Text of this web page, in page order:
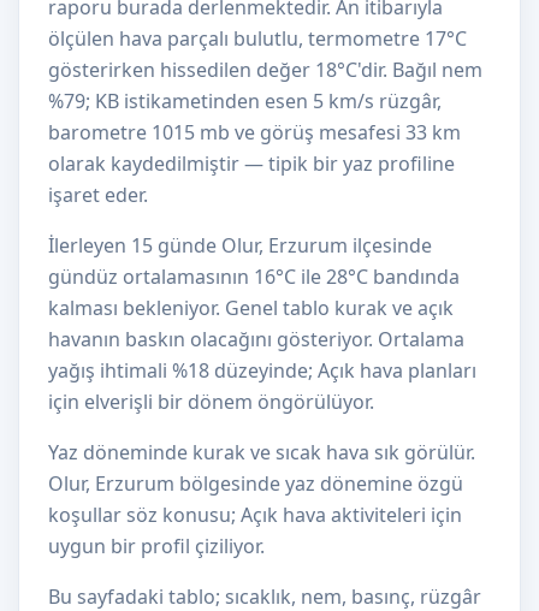
raporu burada derlenmektedir. An itibarıyla
ölçülen hava parçalı bulutlu, termometre 17°C
gösterirken hissedilen değer 18°C'dir. Bağıl nem
%79; KB istikametinden esen 5 km/s rüzgâr,
barometre 1015 mb ve görüş mesafesi 33 km
olarak kaydedilmiştir — tipik bir yaz profiline
işaret eder.
İlerleyen 15 günde Olur, Erzurum ilçesinde
gündüz ortalamasının 16°C ile 28°C bandında
kalması bekleniyor. Genel tablo kurak ve açık
havanın baskın olacağını gösteriyor. Ortalama
yağış ihtimali %18 düzeyinde; Açık hava planları
için elverişli bir dönem öngörülüyor.
Yaz döneminde kurak ve sıcak hava sık görülür.
Olur, Erzurum bölgesinde yaz dönemine özgü
koşullar söz konusu; Açık hava aktiviteleri için
uygun bir profil çiziliyor.
Bu sayfadaki tablo; sıcaklık, nem, basınç, rüzgâr